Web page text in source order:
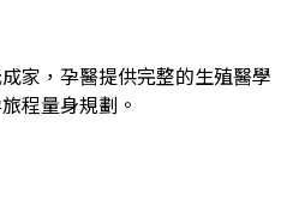
家，孕醫提供完整的生殖醫學
程量身規劃。